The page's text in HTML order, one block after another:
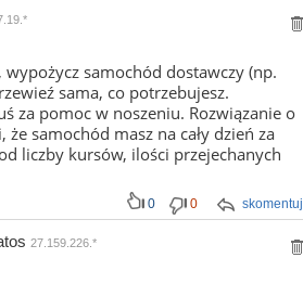
wypożycz samochód dostawczy (np.
sama, co potrzebujesz.
za pomoc w noszeniu. Rozwiązanie o
samochód masz na cały dzień za
liczby kursów, ilości przejechanych
skomentuj
0 0
27.159.226.*